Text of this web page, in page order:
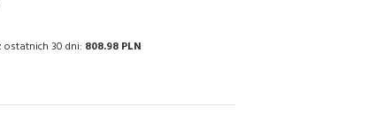
ostatnich 30 dni: 808.98 PLN